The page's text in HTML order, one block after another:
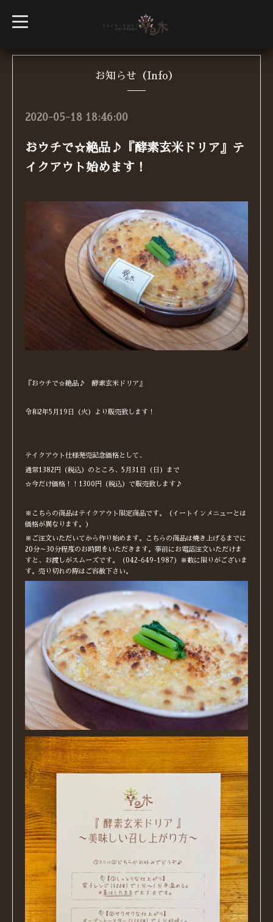
t
o
l
お知らせ（Info）
2020-05-18 18:46:00
おウチで☆絶品♪『酵素玄米ドリア』テ
イクアウト始めます！
『おウチで☆絶品♪ 酵素玄米ドリア』
令和2年5月19日（火）より販売致します！
テイクアウト仕様発売記念価格として、
通常1382円（税込）のところ、5月31日（日）まで
☆今だけ価格！！1300円（税込）で販売致します♪
※こちらの商品はテイクアウト限定商品です。（イートインメニューとは
価格が異なります。）
※ご注文いただいてから作り始めます。こちらの商品は焼き上げるまでに
20分～30分程度のお時間をいただきます。事前にお電話注文いただけま
すと、お渡しがスムーズです。（042-649-1987）※数に限りがございま
す。売り切れの際はご容赦下さい。